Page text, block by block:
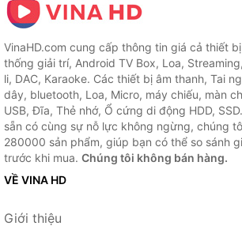
VinaHD.com cung cấp thông tin giá cả thiết
thống giải trí, Android TV Box, Loa,
li, DAC, Karaoke. Các thiết bị âm thanh, Tai
dây, bluetooth, Loa, Micro, máy chiếu, màn
USB, Đĩa, Thẻ nhớ, Ổ cứng di động HDD,
sẵn có cùng sự nỗ lực không ngừng, chúng
280000 sản phẩm, giúp bạn có thể so sánh
trước khi mua. Chúng tôi không bán hàng.
VỀ VINA HD
Giới thiệu